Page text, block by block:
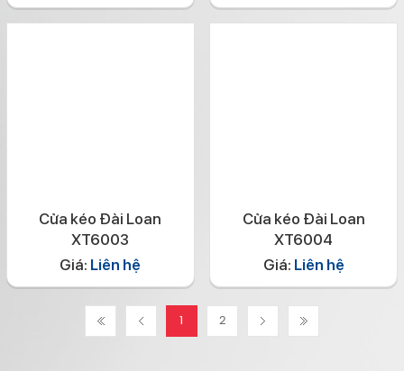
Cửa kéo Đài Loan
XT6003
Giá: Liên hệ
Cửa kéo Đài Loan
XT6004
Giá: Liên hệ
2